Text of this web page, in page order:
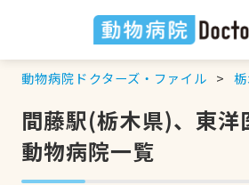
動物病院ドクターズ・ファイル
間藤駅(栃木県)、東洋
動物病院一覧